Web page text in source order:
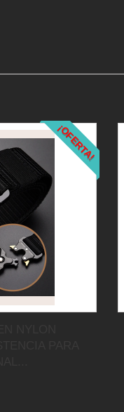
¡OFERTA!